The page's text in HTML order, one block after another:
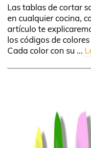
Las tablas de cortar
en cualquier cocina,
artículo te
los códigos de
Cada color con su …